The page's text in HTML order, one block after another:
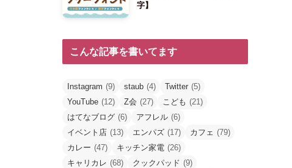
字】
こんな記事を書いてます
Instagram (9) staub (4) Twitter (5)
YouTube (12) Z会 (27) こども (21)
はてなブログ (6) アフレル (6)
イベント店 (13) エンパズ (17) カフェ (79)
カレー (47) キッチン家電 (26)
キャリカレ (68) クックパッド (9)